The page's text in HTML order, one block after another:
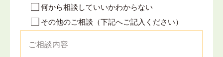
何から相談していいかわからない
その他のご相談（下記へご記入ください）